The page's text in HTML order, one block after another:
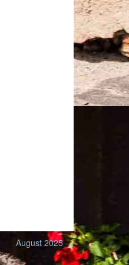
August 2025→